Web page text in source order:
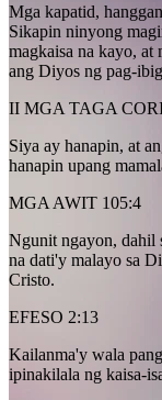
Mga kapatid,
Sikapin ninyong
magkaisa na kayo, at
ang Diyos ng pag-
II MGA TAGA
Siya ay hanapin, at
hanapin upang
MGA AWIT 105:4
Ngunit ngayon, dahil
na dati'y malayo sa
Cristo.
EFESO 2:13
Kailanma'y wala
ipinakilala ng kaisa-